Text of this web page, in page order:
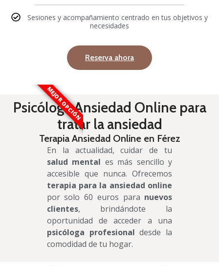
Sesiones y acompañamiento centrado en tus objetivos y
necesidades
Reserva ahora
MEJOR OPCIÓN
Psicóloga Ansiedad Online para
tratar la ansiedad
Terapia Ansiedad Online en Férez
En la actualidad, cuidar de tu
salud mental es más sencillo y
accesible que nunca. Ofrecemos
terapia para la ansiedad online
por solo 60 euros para nuevos
clientes, brindándote la
oportunidad de acceder a una
psicóloga profesional desde la
comodidad de tu hogar.